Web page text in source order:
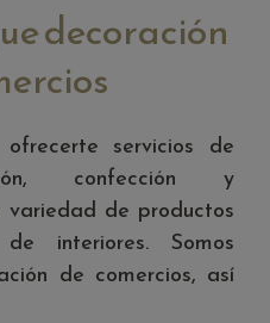
decoración
servicios de
confección y
de productos
interiores. Somos
de comercios, así